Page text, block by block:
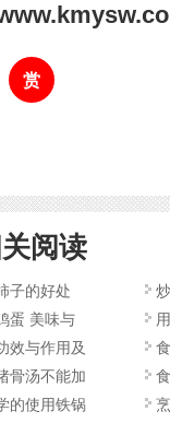
赏
阅读
子的好处
蛋 美味与
效与作用及
骨汤不能加
的使用铁锅